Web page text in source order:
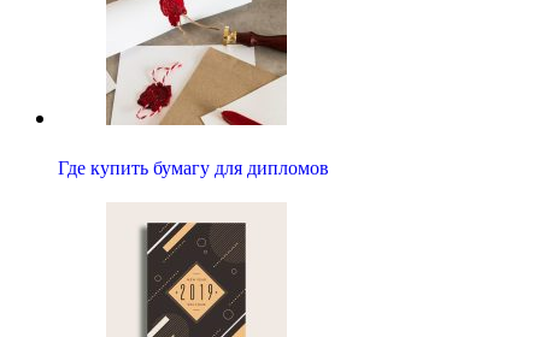
Где купить бумагу для дипломов